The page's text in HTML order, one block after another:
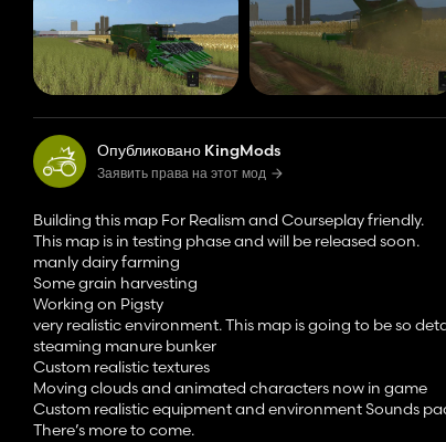
Опубликовано KingMods
Заявить права на этот мод
Building this map For Realism and Courseplay friendly.
This map is in testing phase and will be released soon.
manly dairy farming
Some grain harvesting
Working on Pigsty
very realistic environment. This map is going to be so
steaming manure bunker
Custom realistic textures
Moving clouds and animated characters now in game
Custom realistic equipment and environment Sounds
There’s more to come.